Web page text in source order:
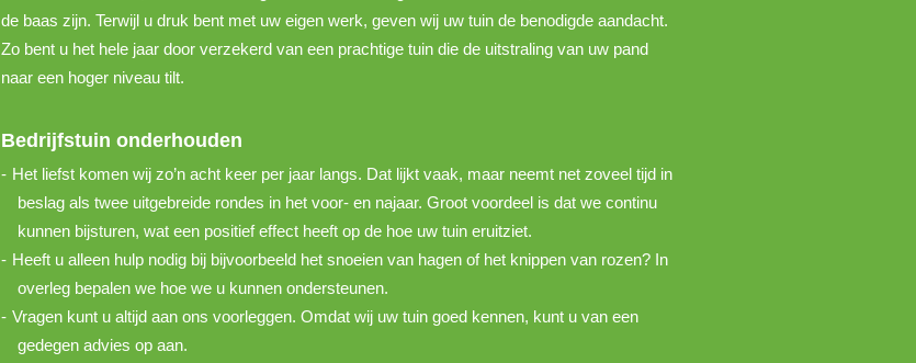
de baas zijn. Terwijl u druk bent met uw eigen werk, geven wij uw tuin de benodigde aandacht.
Zo bent u het hele jaar door verzekerd van een prachtige tuin die de uitstraling van uw pand
naar een hoger niveau tilt.
Bedrijfstuin onderhouden
Het liefst komen wij zo’n acht keer per jaar langs. Dat lijkt vaak, maar neemt net zoveel tijd in
beslag als twee uitgebreide rondes in het voor- en najaar. Groot voordeel is dat we continu
kunnen bijsturen, wat een positief effect heeft op de hoe uw tuin eruitziet.
Heeft u alleen hulp nodig bij bijvoorbeeld het snoeien van hagen of het knippen van rozen? In
overleg bepalen we hoe we u kunnen ondersteunen.
Vragen kunt u altijd aan ons voorleggen. Omdat wij uw tuin goed kennen, kunt u van een
gedegen advies op aan.